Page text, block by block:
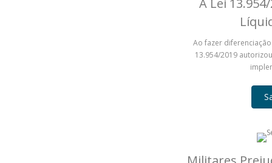
A Lei
Ao fazer
13.954/2019